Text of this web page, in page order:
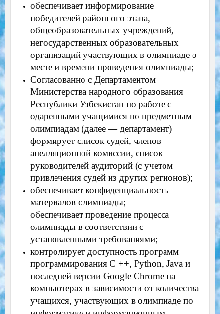
обеспечивает информирование
победителей районного этапа,
общеобразовательных учреждений,
негосударственных образовательных
организаций участвующих в олимпиаде о
месте и времени проведения олимпиады;
Согласованно с Департаментом
Министерства народного образования
Республики Узбекистан по работе с
одаренными учащимися по предметным
олимпиадам (далее — департамент)
формирует список судей, членов
апелляционной комиссии, список
руководителей аудиторий (с учетом
привлечения судей из других регионов);
обеспечивает конфиденциальность
материалов олимпиады;
обеспечивает проведение процесса
олимпиады в соответствии с
установленными требованиями;
контролирует доступность программ
программирования C ++, Python, Java и
последней версии Google Chrome на
компьютерах в зависимости от количества
учащихся, участвующих в олимпиаде по